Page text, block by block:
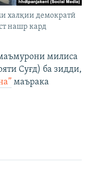
халқии демократӣ
нашр кард
милиса
Суғд) ба зидди,
маърака